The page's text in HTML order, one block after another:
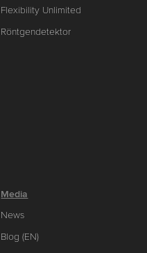
Flexibility Unlimited
Röntgendetektor
Media
News
Blog (EN)